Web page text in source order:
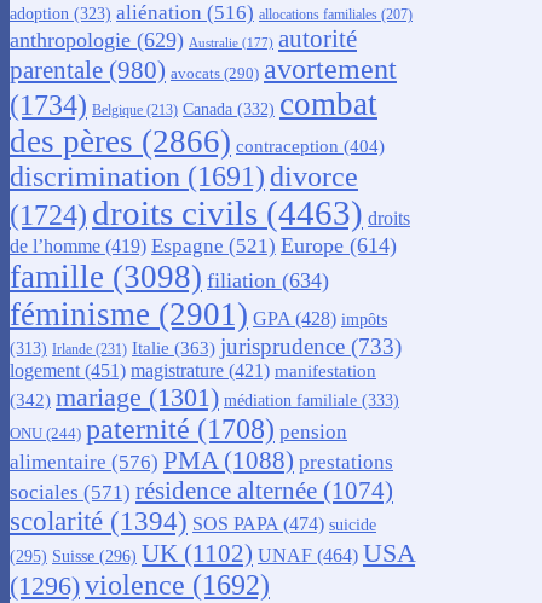
adoption (323) aliénation (516) allocations familiales (207)
anthropologie (629) Australie (177) autorité
parentale (980) avocats (290) avortement
(1734) Belgique (213) Canada (332) combat
des pères (2866) contraception (404)
discrimination (1691) divorce
(1724) droits civils (4463) droits
de l’homme (419) Espagne (521) Europe (614)
famille (3098) filiation (634)
féminisme (2901) GPA (428) impôts
(313) Irlande (231) Italie (363) jurisprudence (733)
logement (451) magistrature (421) manifestation
(342) mariage (1301) médiation familiale (333)
ONU (244) paternité (1708) pension
alimentaire (576) PMA(1088) prestations
sociales (571) résidence alternée (1074)
scolarité (1394) SOS PAPA(474) suicide
(295) Suisse (296) UK (1102) UNAF (464) USA
(1296)violence (1692)